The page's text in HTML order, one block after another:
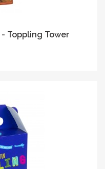
Toppling Tower